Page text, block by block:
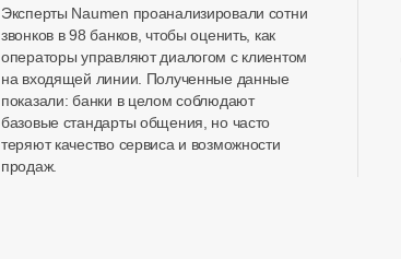
Эксперты Naumen проанализировали сотни
звонков в 98 банков, чтобы оценить, как
операторы управляют диалогом с клиентом
на входящей линии. Полученные данные
показали: банки в целом соблюдают
базовые стандарты общения, но часто
теряют качество сервиса и возможности
продаж.